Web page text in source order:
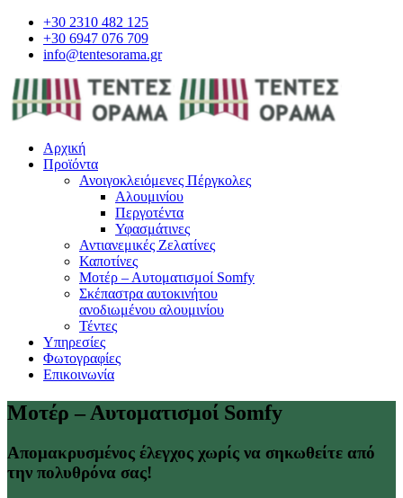
+30 2310 482 125
+30 6947 076 709
info@tentesorama.gr
Αρχική
Προϊόντα
Ανοιγοκλειόμενες Πέργκολες
Αλουμινίου
Περγοτέντα
Υφασμάτινες
Αντιανεμικές Ζελατίνες
Καποτίνες
Μοτέρ – Αυτοματισμοί Somfy
Σκέπαστρα αυτοκινήτου
ανοδιωμένου αλουμινίου
Τέντες
Υπηρεσίες
Φωτογραφίες
Επικοινωνία
Μοτέρ – Αυτοματισμοί Somfy
Απομακρυσμένος έλεγχος χωρίς να σηκωθείτε από
την πολυθρόνα σας!